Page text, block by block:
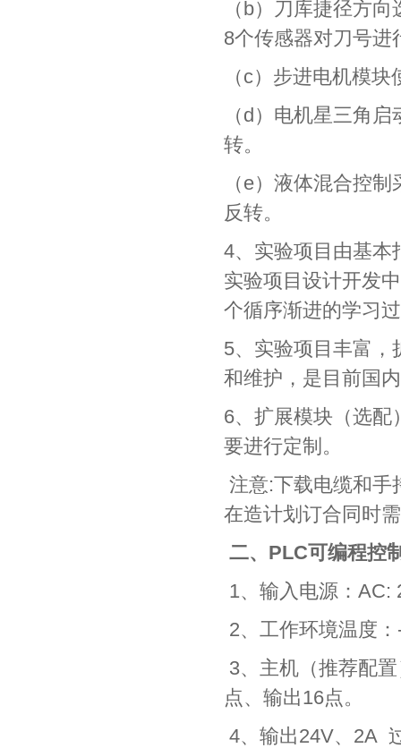
（b）刀库捷径方
8个传感器对刀号进
（c）步进电机模
（d）电机星三角
转。
（e）液体混合控
反转。
4、实验项目由基本
实验项目设计开发
个循序渐进的学习
5、实验项目丰富，
和维护，是目前国
6、扩展模块（选配
要进行定制。
注意:下载电缆和手
在造计划订合同时
二、 PLC可编程控
1、输入电源：AC:
2、工作环境温度
3、主机（推荐配
点、输出16点。
4、输出24V、2A